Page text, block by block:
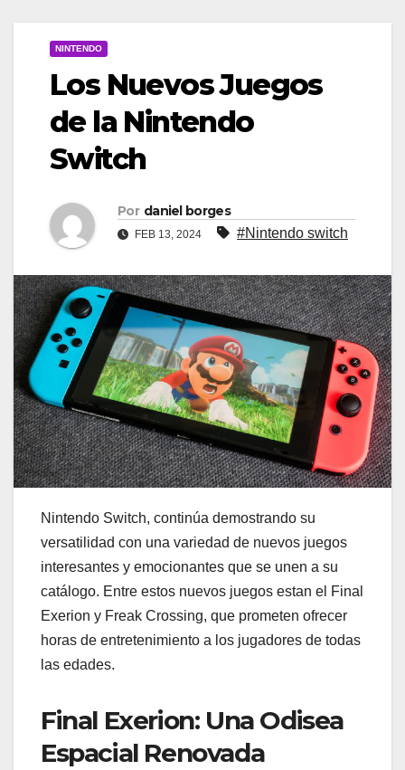
NINTENDO
Los Nuevos Juegos
de la Nintendo
Switch
Por daniel borges
FEB 13, 2024 #Nintendo switch
Nintendo Switch, continúa demostrando su
versatilidad con una variedad de nuevos juegos
interesantes y emocionantes que se unen a su
catálogo. Entre estos nuevos juegos estan el Final
Exerion y Freak Crossing, que prometen ofrecer
horas de entretenimiento a los jugadores de todas
las edades.
Final Exerion: Una Odisea
Espacial Renovada